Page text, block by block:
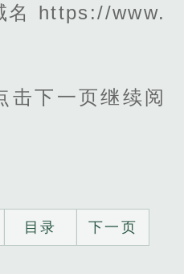
名 https://www.
击下一页继续阅
目录 下一页